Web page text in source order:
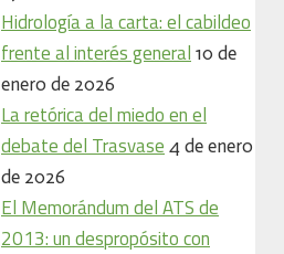
Hidrología a la carta: el cabildeo
frente al interés general 10 de
enero de 2026
La retórica del miedo en el
debate del Trasvase 4 de enero
de 2026
El Memorándum del ATS de
2013: un despropósito con